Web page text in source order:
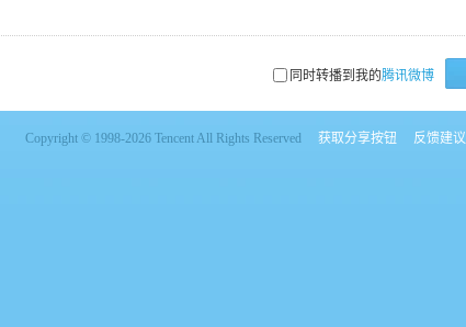
同时转播到我的腾讯微博
Copyright © 1998-2026 Tencent All Rights Reserved 获取分享按钮 反馈建议